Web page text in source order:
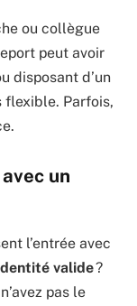
ou collègue
peut avoir
disposant d’un
flexible. Parfois,
un
l’entrée avec
valide?
pas le